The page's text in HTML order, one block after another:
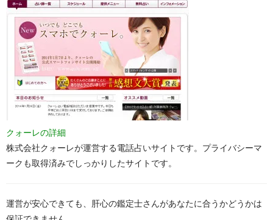
クォーレの詳細
株式会社クォーレが運営する電話占いサイトです。プライバシーマ
ークも取得済みでしっかりしたサイトです。
運営が安心できても、肝心の鑑定士さんがあなたに合うかどうかは